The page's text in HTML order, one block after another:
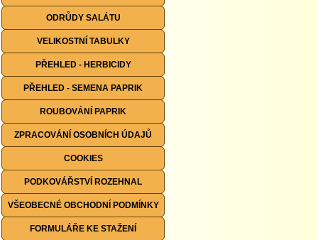
ODRŮDY SALÁTU
VELIKOSTNÍ TABULKY
PŘEHLED - HERBICIDY
PŘEHLED - SEMENA PAPRIK
ROUBOVÁNÍ PAPRIK
ZPRACOVÁNÍ OSOBNÍCH ÚDAJŮ
COOKIES
PODKOVÁŘSTVÍ ROZEHNAL
VŠEOBECNÉ OBCHODNÍ PODMÍNKY
FORMULÁŘE KE STAŽENÍ